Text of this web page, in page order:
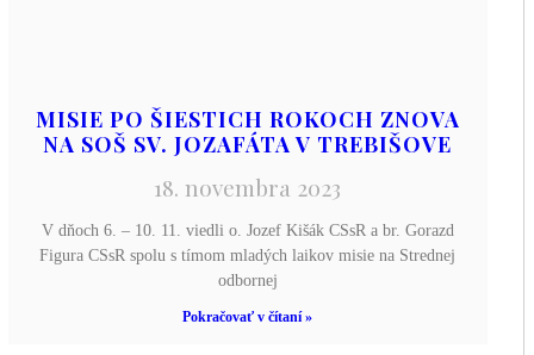
MISIE PO ŠIESTICH ROKOCH ZNOVA
NA SOŠ SV. JOZAFÁTA V TREBIŠOVE
18. novembra 2023
V dňoch 6. – 10. 11. viedli o. Jozef Kišák CSsR a br. Gorazd
Figura CSsR spolu s tímom mladých laikov misie na Strednej
odbornej
Pokračovať v čítaní »